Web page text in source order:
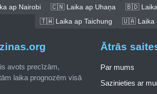
ap Nairobi 🇨🇳 Laika ap Uhaņa 🇧🇩 Laika
🇹🇼 Laika ap Taichung
🇺🇦 Laika
avots precīzām,
laika prognozēm visā
Ātrās
Par mums
Sazinieties ar